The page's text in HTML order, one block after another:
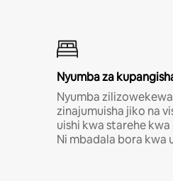
Nyumba za
Nyumba
zinajumuisha jiko na
uishi kwa starehe
Ni mbadala bora kwa